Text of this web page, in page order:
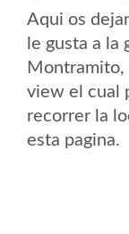
Aqui os
le gusta a la
Montramito,
view el cual
recorrer la
esta pagina.